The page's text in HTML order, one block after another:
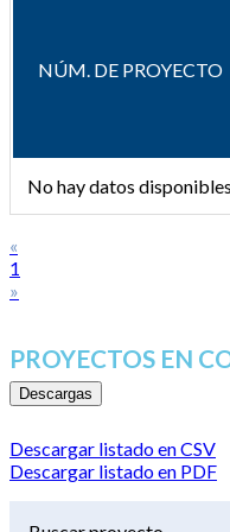
NÚM. DE PROYECTO
No hay datos disponibles
«
1
»
PROYECTOS EN
Descargas
Descargar listado en CSV
Descargar listado en PDF